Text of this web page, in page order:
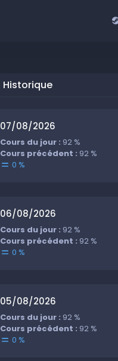
Historique
07/08/2026
Cours du jour : 92 %
Cours précédent : 92 %
0 %
06/08/2026
Cours du jour : 92 %
Cours précédent : 92 %
0 %
05/08/2026
Cours du jour : 92 %
Cours précédent : 92 %
0 %